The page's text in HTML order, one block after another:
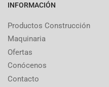
INFORMACIÓN
Productos Construcción
Maquinaria
Ofertas
Conócenos
Contacto